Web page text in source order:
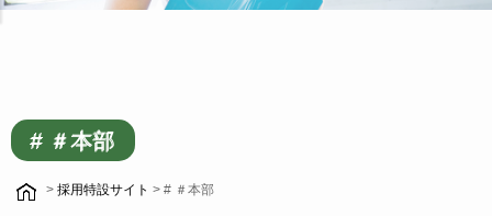
# ＃本部
> 採用特設サイト > # ＃本部